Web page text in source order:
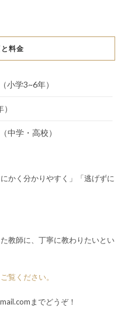
料金
小学3~6年）
中学・高校）
かく分かりやすく」「逃げずに
教師に、丁寧に教わりたいとい
覧ください。
までどうぞ！